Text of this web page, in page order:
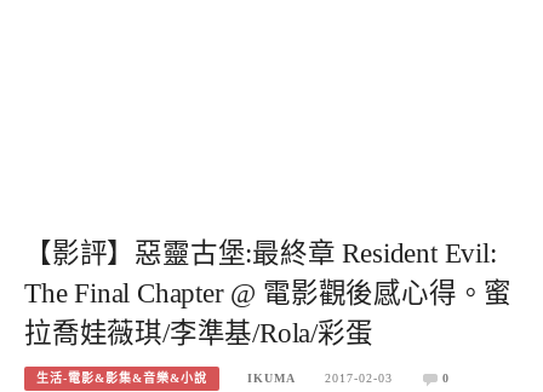
【影評】惡靈古堡:最終章 Resident Evil:
The Final Chapter @ 電影觀後感心得。蜜
拉喬娃薇琪/李準基/Rola/彩蛋
生活-電影&影集&音樂&小說 IKUMA 2017-02-03 0